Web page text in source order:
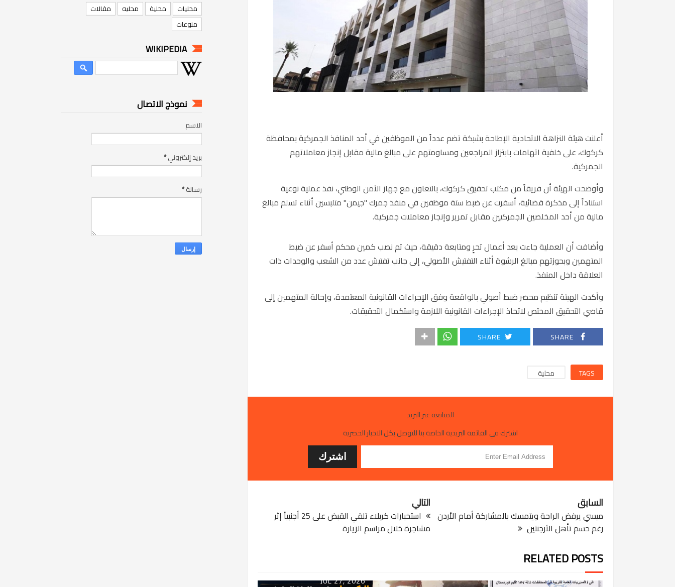
أعلنت هيئة النزاهة الاتحادية الإطاحة بشبكة تضم عدداً من الموظفين في أحد المنافذ الجمركية بمحافظة
كركوك، على خلفية اتهامات بابتزاز المراجعين ومساومتهم على مبالغ مالية مقابل إنجاز معاملاتهم
الجمركية.
وأوضحت الهيئة أن فريقاً من مكتب تحقيق كركوك، بالتعاون مع جهاز الأمن الوطني، نفذ عملية نوعية
استناداً إلى مذكرة قضائية، أسفرت عن ضبط ستة موظفين في منفذ جمرك "جيمن" متلبسين أثناء تسلم مبالغ
مالية من أحد المخلصين الجمركيين مقابل تمرير وإنجاز معاملات جمركية.
وأضافت أن العملية جاءت بعد أعمال تحرٍ ومتابعة دقيقة، حيث تم نصب كمين محكم أسفر عن ضبط
المتهمين وبحوزتهم مبالغ الرشوة أثناء التفتيش الأصولي، إلى جانب تفتيش عدد من الشعب والوحدات ذات
العلاقة داخل المنفذ.
وأكدت الهيئة تنظيم محضر ضبط أصولي بالواقعة وفق الإجراءات القانونية المعتمدة، وإحالة المتهمين إلى
قاضي التحقيق المختص لاتخاذ الإجراءات القانونية اللازمة واستكمال التحقيقات.
SHARE
SHARE
TAGS محلية
المتابعة عبر البريد
اشترك في القائمة البريدية الخاصة بنا للتوصل بكل الاخبار الحصرية
التالي
استخبارات كربلاء تلقي القبض على 25 أجنبياً إثر
مشاجرة خلال مراسم الزيارة
السابق
ميسي يرفض الراحة ويتمسك بالمشاركة أمام الأردن
رغم حسم تأهل الأرجنتين
RELATED POSTS
التربية تعتمد خدمة غلق
المؤسسات التربوية
JUL 27, 2026
محليات
محلية محليه
مقالات
منوعات
WIKIPEDIA
نموذج الاتصال
الاسم
بريد إلكتروني*
رسالة*